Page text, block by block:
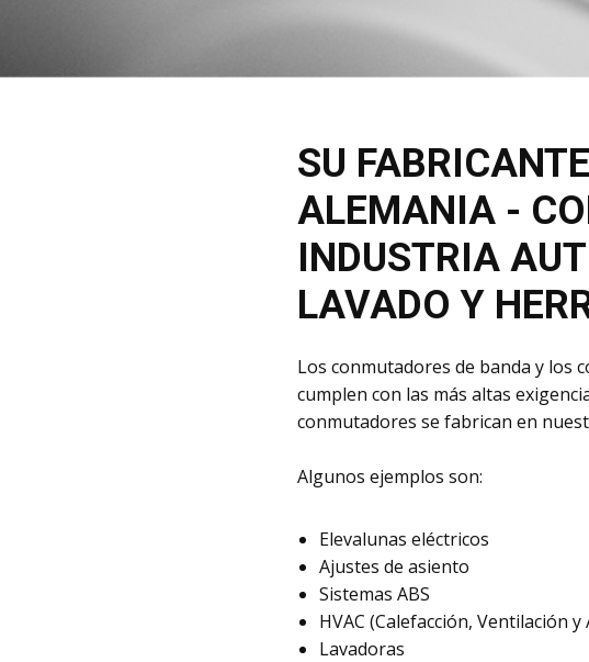
​SU
ALEMANIA -
INDUSTRIA
LAVADO Y
​Los conmutadores de banda y los
cumplen con las más altas
conmutadores se fabrican en
​Algunos ejemplos son:
​Elevalunas eléctricos
Ajustes de asiento
Sistemas ABS
HVAC (Calefacción, Ventilación
Lavadoras